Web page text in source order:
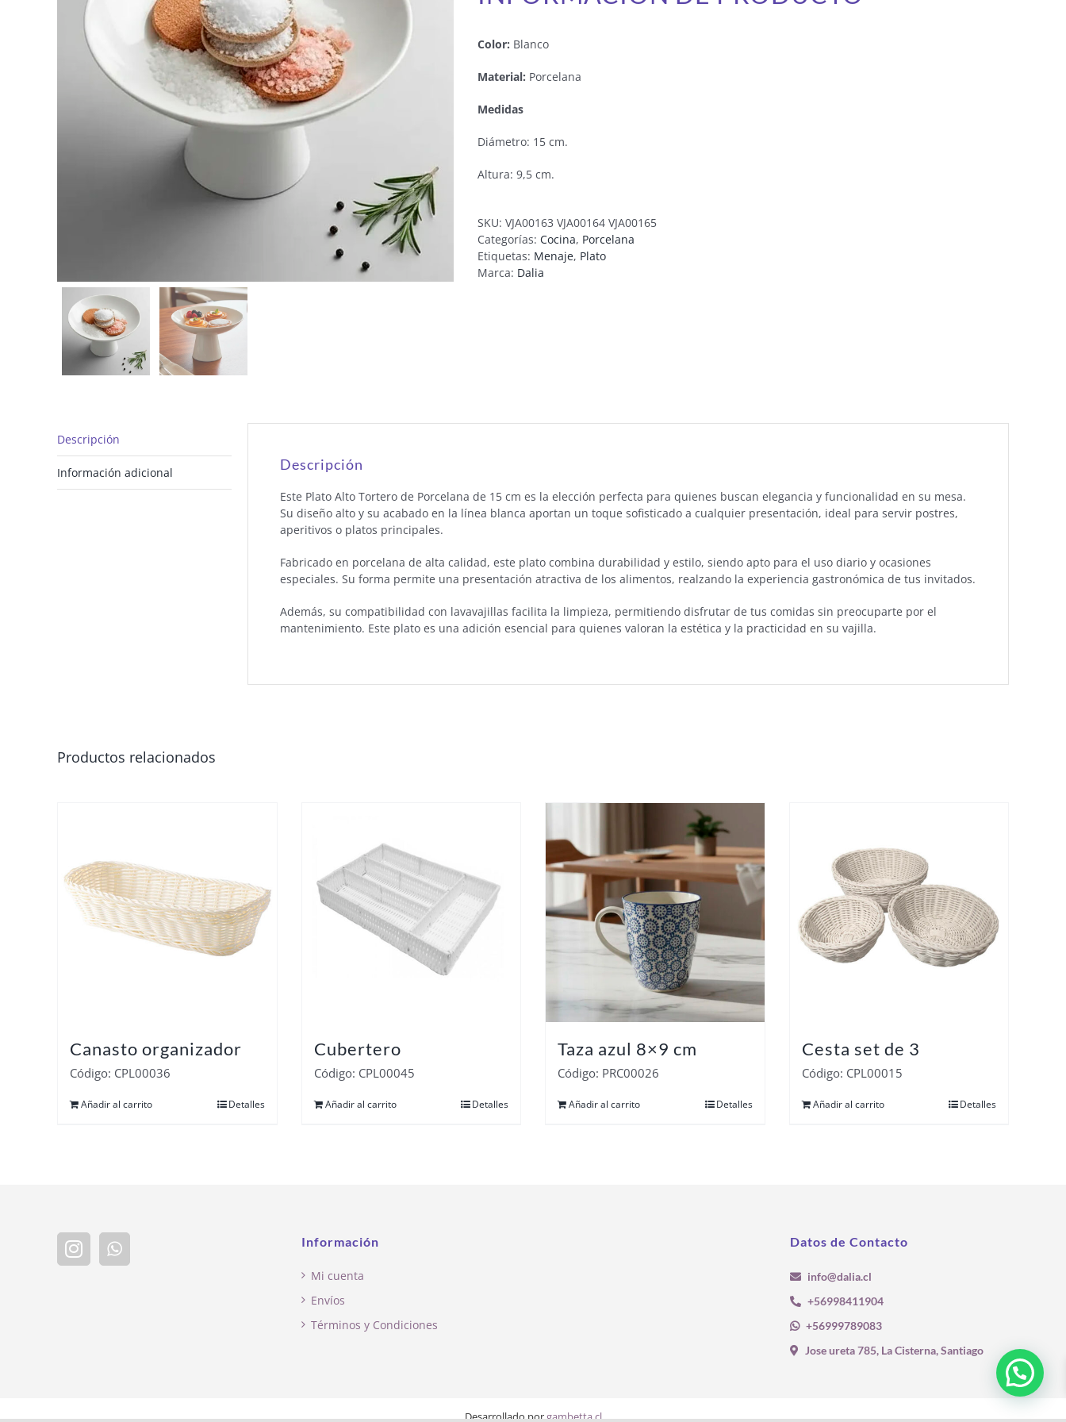
Color: Blanco
Material: Porcelana
Medidas
Diámetro: 15 cm.
Altura: 9,5 cm.
SKU: VJA00163 VJA00164 VJA00165
Categorías: Cocina, Porcelana
Etiquetas: Menaje, Plato
Marca: Dalia
Descripción
Información adicional Descripción
Este Plato Alto Tortero de Porcelana de 15 cm es la elección perfecta para quienes buscan elegancia y funcionalidad en su mesa.
Su diseño alto y su acabado en la línea blanca aportan un toque sofisticado a cualquier presentación, ideal para servir postres,
aperitivos o platos principales.
Fabricado en porcelana de alta calidad, este plato combina durabilidad y estilo, siendo apto para el uso diario y ocasiones
especiales. Su forma permite una presentación atractiva de los alimentos, realzando la experiencia gastronómica de tus invitados.
Además, su compatibilidad con lavavajillas facilita la limpieza, permitiendo disfrutar de tus comidas sin preocuparte por el
mantenimiento. Este plato es una adición esencial para quienes valoran la estética y la practicidad en su vajilla.
Productos relacionados
Canasto organizador
Código: CPL00036
Añadir al carrito Detalles
Cubertero
Código: CPL00045
Añadir al carrito Detalles
Taza azul 8×9 cm
Código: PRC00026
Añadir al carrito Detalles
Cesta set de 3
Código: CPL00015
Añadir al carrito Detalles
Información
Mi cuenta
Envíos
Términos y Condiciones
Datos de Contacto
info@dalia.cl
+56998411904
+56999789083
Jose ureta 785, La Cisterna, Santiago
Desarrollado porgambetta.cl